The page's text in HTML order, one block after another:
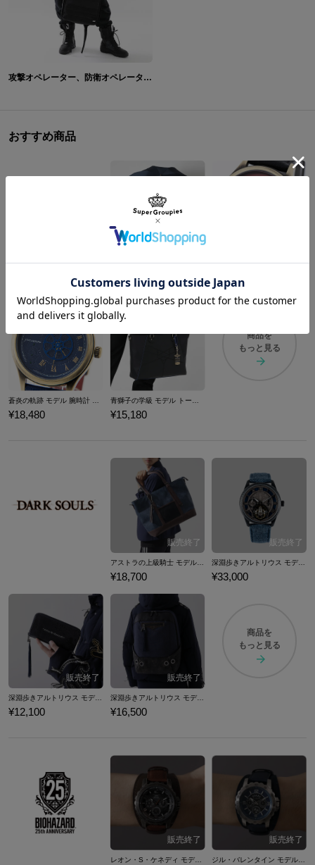
攻撃オペレーター、防衛オペレーター モデル バッグ＆ブーツ レインボーシックス シージ Rainbow Six Siege
おすすめ商品
クロード モデル 折りたたみ傘 ファイアーエムブレム 風花雪月
¥9,900
風花雪月 モデル 腕時計 ファイアーエムブレム
¥18,480
¥18,480 ¥15,180
商品を
もっと見る
アストラの上級騎士 モデル トートバッグ DARK SOULS
¥18,700 ¥33,000
深淵歩きアルトリウス モデル 長財布 DARK SOULS ダークソウル
¥12,100
深淵歩きアルトリウス モデル バックパック DARK SOULS ダークソウル
¥16,500
商品を
もっと見る
レオン・S・ケネディ モデル 腕時計 バイオハザード